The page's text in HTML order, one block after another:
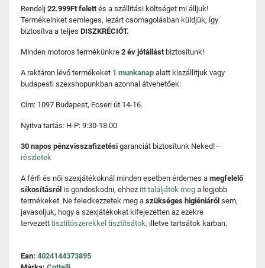
Rendelj 22.999Ft felettés a szállítási költséget mi álljuk!
Termékeinket semleges, lezárt csomagolásban küldjük, így
biztosítva a teljes DISZKRÉCIÓT.
Minden motoros termékünkre 2 év jótállást biztosítunk!
A raktáron lévő termékeket 1 munkanap alatt kiszállítjuk vagy
budapesti szexshopunkban azonnal átvehetőek:
Cím: 1097 Budapest, Ecseri út 14-16.
Nyitva tartás: H-P: 9:30-18:00
30 napos pénzvisszafizetési garanciát biztosítunk Neked! -
részletek
A férfi és női szexjátékoknál minden esetben érdemes a megfelelő
síkosításról is gondoskodni, ehhez itt találjátok meg a legjobb
termékeket. Ne feledkezzetek meg a szükséges higiéniáról sem,
javasoljuk, hogy a szexjátékokat kifejezetten az ezekre
tervezett tisztítószerekkel tisztítsátok, illetve tartsátok karban.
Ean: 4024144373895